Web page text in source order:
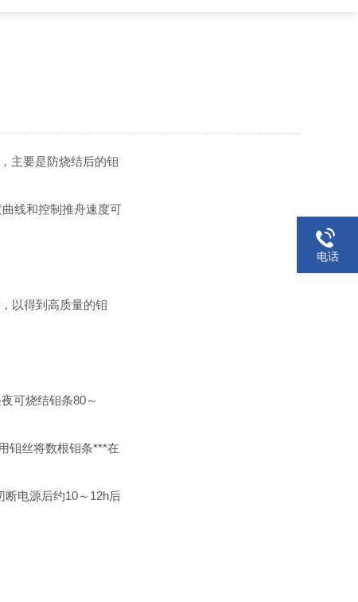
主要是防烧结后的钼
线和控制推舟速度可
以得到高质量的钼
可烧结钼条80～
钼丝将数根钼条***在
电源后约10～12h后
电话